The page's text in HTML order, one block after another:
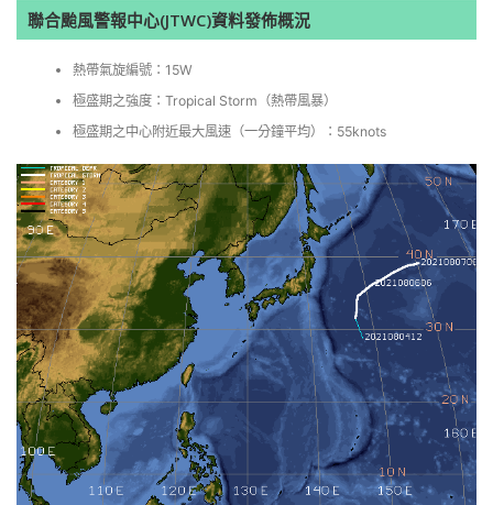
聯合颱風警報中心(JTWC)資料發佈概況
熱帶氣旋編號：15W
極盛期之強度：Tropical Storm（熱帶風暴）
極盛期之中心附近最大風速（一分鐘平均）：55knots